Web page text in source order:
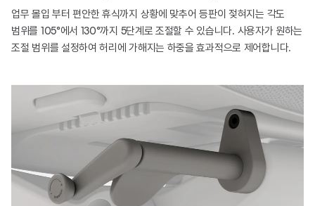
업무 몰입 부터 편안한 휴식까지 상황에 맞추어 등판이 젖혀지는 각도
범위를 105°에서 130°까지 5단계로 조절할 수 있습니다. 사용자가 원하는
조절 범위를 설정하여 허리에 가해지는 하중을 효과적으로 제어합니다.